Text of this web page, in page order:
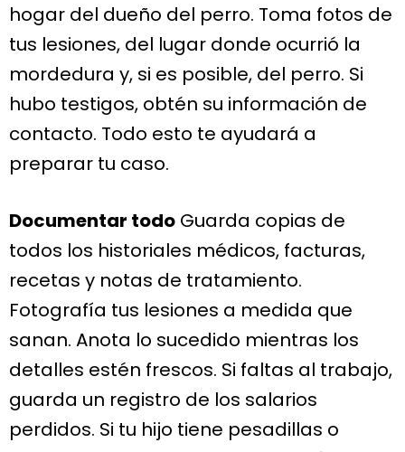
hogar del dueño del perro. Toma fotos de
tus lesiones, del lugar donde ocurrió la
mordedura y, si es posible, del perro. Si
hubo testigos, obtén su información de
contacto. Todo esto te ayudará a
preparar tu caso.
Documentar todo Guarda copias de
todos los historiales médicos, facturas,
recetas y notas de tratamiento.
Fotografía tus lesiones a medida que
sanan. Anota lo sucedido mientras los
detalles estén frescos. Si faltas al trabajo,
guarda un registro de los salarios
perdidos. Si tu hijo tiene pesadillas o